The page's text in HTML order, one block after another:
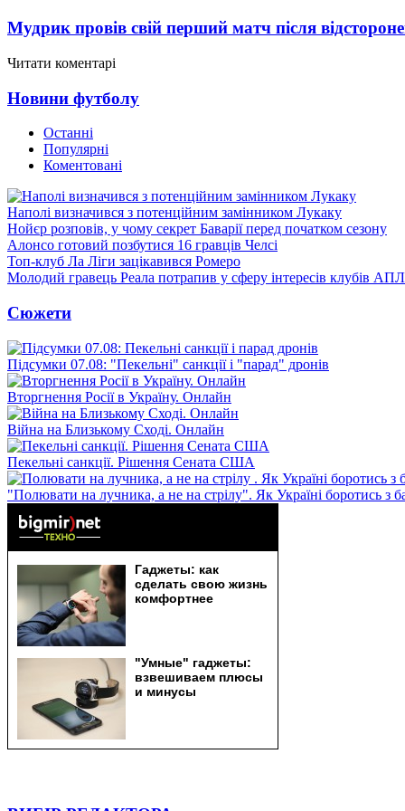
Мудрик провів свій перший матч після
Читати коментарі
Новини футболу
Останні
Популярні
Коментовані
Наполі визначився з потенційним замінником Лукаку
Нойєр розповів, у чому секрет Баварії перед початком сезону
Алонсо готовий позбутися 16 гравців Челсі
Топ-клуб Ла Ліги зацікавився Ромеро
Молодий гравець Реала потрапив у сферу інтересів клубів АПЛ
Сюжети
Підсумки 07.08: "Пекельні" санкції і "парад" дронів
Вторгнення Росії в Україну. Онлайн
Війна на Близькому Сході. Онлайн
Пекельні санкції. Рішення Сената США
"Полювати на лучника, а не на стрілу". Як Україні боротись з